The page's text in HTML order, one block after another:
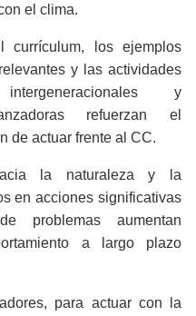
el clima.
currículum, los ejemplos
y las actividades
y
refuerzan el
de actuar frente al CC.
la naturaleza y la
en acciones significativas
problemas aumentan
a largo plazo
para actuar con la